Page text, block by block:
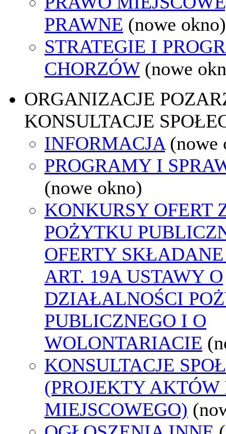
PRAWNE (nowe okno)
STRATEGIE I
CHORZÓW (nowe
ORGANIZACJE
KONSULTACJE
INFORMACJA (nowe
PROGRAMY I
(nowe okno)
KONKURSY OFERT
POŻYTKU
OFERTY
ART. 19A USTAWY O
DZIAŁALNOŚCI
PUBLICZNEGO I O
WOLONTARIACIE
KONSULTACJE
(PROJEKTY AKTÓW
MIEJSCOWEGO)